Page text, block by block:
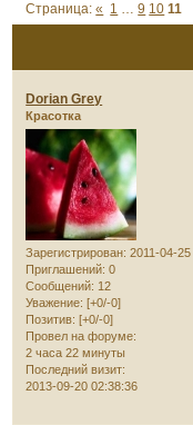
Страница:« 1 … 9 10 11
Dorian Grey
Красотка
Зарегистрирован: 2011-04-25
Приглашений: 0
Сообщений: 12
Уважение: [+0/-0]
Позитив: [+0/-0]
Провел на форуме:
2 часа 22 минуты
Последний визит:
2013-09-20 02:38:36